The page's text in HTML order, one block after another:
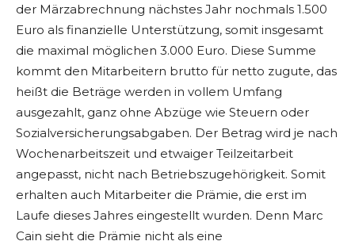
der Märzabrechnung nächstes Jahr nochmals 1.500
Euro als finanzielle Unterstützung, somit insgesamt
die maximal möglichen 3.000 Euro. Diese Summe
kommt den Mitarbeitern brutto für netto zugute, das
heißt die Beträge werden in vollem Umfang
ausgezahlt, ganz ohne Abzüge wie Steuern oder
Sozialversicherungsabgaben. Der Betrag wird je nach
Wochenarbeitszeit und etwaiger Teilzeitarbeit
angepasst, nicht nach Betriebszugehörigkeit. Somit
erhalten auch Mitarbeiter die Prämie, die erst im
Laufe dieses Jahres eingestellt wurden. Denn Marc
Cain sieht die Prämie nicht als eine